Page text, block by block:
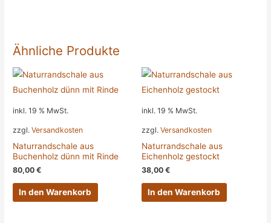
Ähnliche Produkte
inkl. 19 % MwSt.
zzgl.Versandkosten
Naturrandschale aus
Buchenholz dünn mit Rinde
80,00€
In den Warenkorb
inkl. 19 % MwSt.
zzgl. Versandkosten
Naturrandschale aus
Eichenholz gestockt
38,00 €
In den Warenkorb